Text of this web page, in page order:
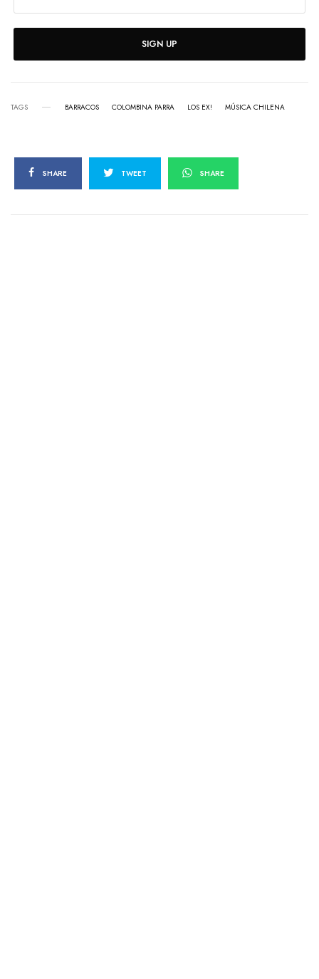
SIGN UP
TAGS BARRACOS COLOMBINA PARRA LOS EX! MÚSICA CHILENA
SHARE TWEET SHARE